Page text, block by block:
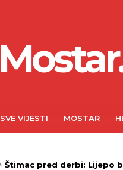
SVE VIJESTI MOSTAR
Štimac pred derbi: Lijepo